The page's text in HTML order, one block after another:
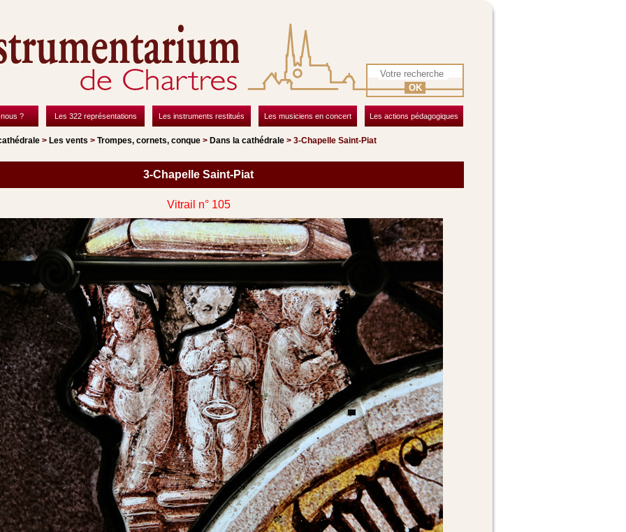
OK
? Les 322 représentations Les instruments restitués Les musiciens en concert Les actions pédagogiques
> Les vents > Trompes, cornets, conque > Dans la cathédrale > 3-Chapelle Saint-Piat
3-Chapelle Saint-Piat
Vitrail n° 105